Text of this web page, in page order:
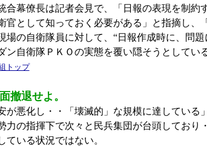
幕僚長は記者会見で、「日報の表現を制約
として知っておく必要がある」と指摘し
の自衛隊員に対して、“日報作成時に、問
自衛隊ＰＫＯの実態を覆い隠そうとしてい
トップ
撤退せよ。
悪化し・・「壊滅的」な規模に達している
の指揮下で次々と民兵集団が台頭してお
いる状況ではない。